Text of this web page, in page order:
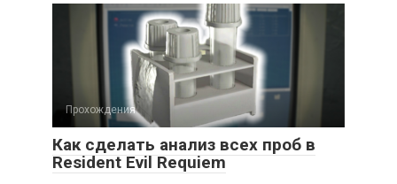
Прохождения
Как сделать анализ всех проб в
Resident Evil Requiem